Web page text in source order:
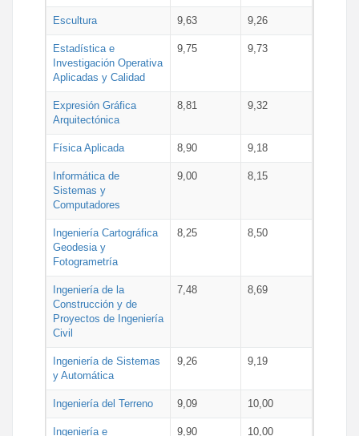
Escultura 9,63 9,26
Estadística e
Investigación Operativa
Aplicadas y Calidad
9,75 9,73
Expresión Gráfica
Arquitectónica
8,81 9,32
Física Aplicada 8,90 9,18
Informática de
Sistemas y
Computadores
9,00 8,15
Ingeniería Cartográfica
Geodesia y
Fotogrametría
8,25 8,50
Ingeniería de la
Construcción y de
Proyectos de Ingeniería
Civil
7,48 8,69
Ingeniería de Sistemas
y Automática
9,26 9,19
Ingeniería del Terreno 9,09 10,00
Ingeniería e
9,90 10,00